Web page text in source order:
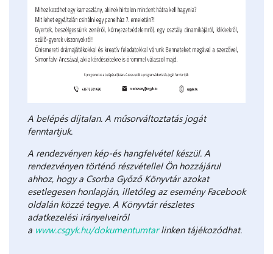
A belépés díjtalan. A műsorváltoztatás jogát
fenntartjuk.
A rendezvényen kép-és hangfelvétel készül. A
rendezvényen történő részvétellel Ön hozzájárul
ahhoz, hogy a Csorba Győző Könyvtár azokat
esetlegesen honlapján, illetőleg az esemény Facebook
oldalán közzé tegye. A Könyvtár részletes
adatkezelési irányelveiről
a www.csgyk.hu/dokumentumtarlinken tájékozódhat.